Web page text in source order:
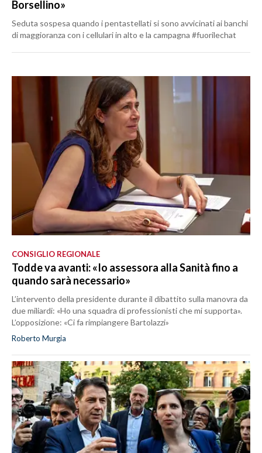
Borsellino»
Seduta sospesa quando i pentastellati si sono avvicinati ai banchi
di maggioranza con i cellulari in alto e la campagna #fuorilechat
CONSIGLIO REGIONALE
Todde va avanti: «Io assessora alla Sanità fino a
quando sarà necessario»
L’intervento della presidente durante il dibattito sulla manovra da
due miliardi: «Ho una squadra di professionisti che mi supporta».
L’opposizione: «Ci fa rimpiangere Bartolazzi»
Roberto Murgia